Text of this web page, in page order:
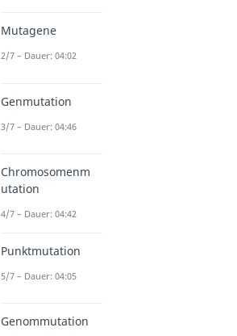
Mutagene
2/7 – Dauer: 04:02
Genmutation
3/7 – Dauer: 04:46
Chromosomenm
utation
4/7 – Dauer: 04:42
Punktmutation
5/7 – Dauer: 04:05
Genommutation